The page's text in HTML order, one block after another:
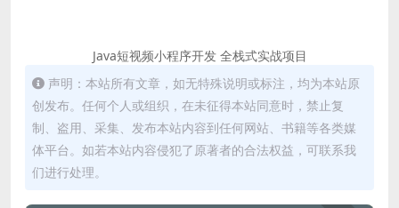
Java短视频小程序开发 全栈式实战项目
声明：本站所有文章，如无特殊说明或标注，均为本站原
创发布。任何个人或组织，在未征得本站同意时，禁止复
制、盗用、采集、发布本站内容到任何网站、书籍等各类媒
体平台。如若本站内容侵犯了原著者的合法权益，可联系我
们进行处理。